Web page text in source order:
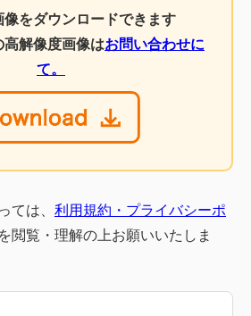
をダウンロードできます
解像度画像はお問い合わせに
て。
ては、 利用規約・プライバシーポ
を閲覧・理解の上お願いいたしま